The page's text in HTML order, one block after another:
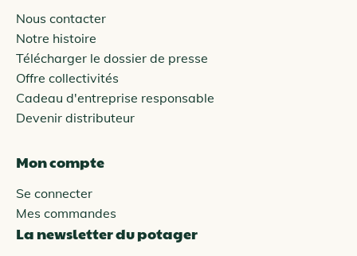
Nous contacter
Notre histoire
Télécharger le dossier de presse
Offre collectivités
Cadeau d'entreprise responsable
Devenir distributeur
Mon compte
Se connecter
Mes commandes
La newsletter du potager